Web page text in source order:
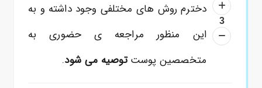
3
دخترم روش های مختلفی وجود داشته و به
این منظور مراجعه ی حضوری به
متخصصین پوستتوصیه می شود.